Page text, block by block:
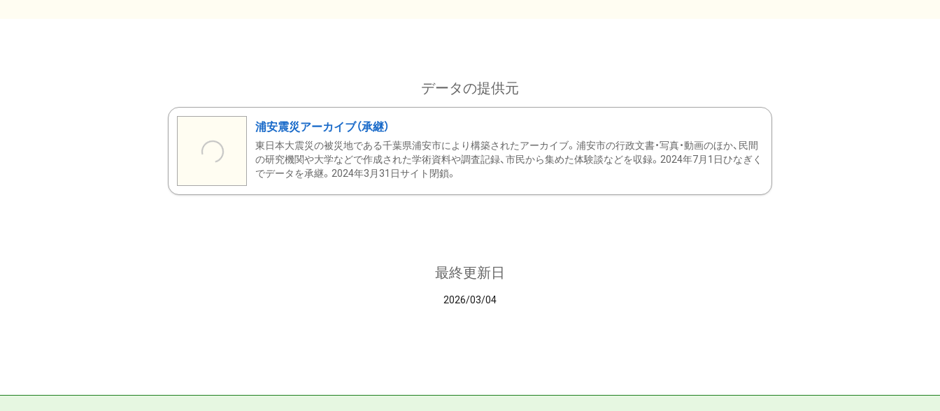
データの提供元
浦安震災アーカイブ（承継）
東日本大震災の被災地である千葉県浦安市により構築されたアーカイブ。浦安市の行政文書・写真・動画のほか、民間
の研究機関や大学などで作成された学術資料や調査記録、市民から集めた体験談などを収録。2024年7月1日ひなぎく
でデータを承継。2024年3月31日サイト閉鎖。
最終更新日
2026/03/04